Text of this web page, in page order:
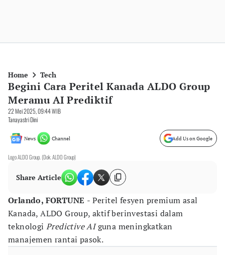
Home Tech
Begini Cara Peritel Kanada ALDO Group
Meramu AI Prediktif
22 Mei 2025, 09:44 WIB
Tanayastri Dini
News Channel Add Us on Google
Logo ALDO Group. (Dok. ALDO Group)
Share Article
Orlando, FORTUNE - Peritel fesyen premium asal
Kanada, ALDO Group, aktif berinvestasi dalam
teknologiPredictive AIguna meningkatkan
manajemen rantai pasok.